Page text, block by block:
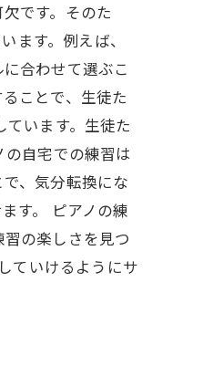
です。そのた
ます。例えば、
合わせて選ぶこ
ことで、生徒た
います。生徒た
自宅での練習は
、気分転換にな
す。 ピアノの練
の楽しさを見つ
ていけるようにサ